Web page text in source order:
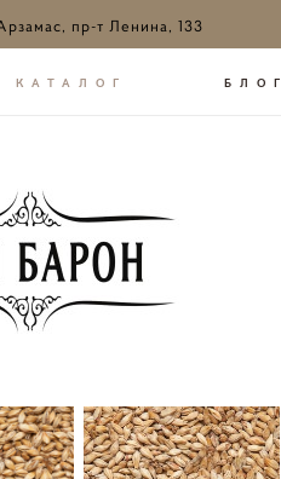
пр-т Ленина, 133
КАТАЛОГ БЛОГ